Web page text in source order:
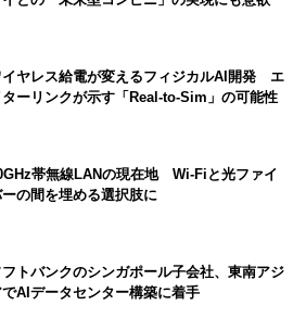
イヤレス給電が変えるフィジカルAI開発 エ
ターリンクが示す「Real-to-Sim」の可能性
帯無線LANの現在地 Wi-Fiと光ファイ
の間を埋める選択肢に
フトバンクのシンガポール子会社、東南アジ
でAIデータセンター構築に着手